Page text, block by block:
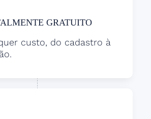
GRATUITO
custo, do cadastro à